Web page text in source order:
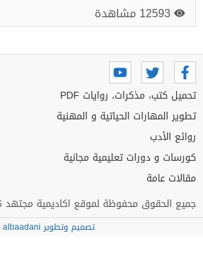
12593 مشاهدة
تحميل كتب، مذكرات، روايات PDF
تطوير المهارات الحياتية و المهنية
روائع الأدب
كورسات و دورات تعليمية مجانية
مقالات عامة
جميع الحقوق محفوظة لموقع اكاديمية مجتهد 2026
تصميم وتطوير albaadani